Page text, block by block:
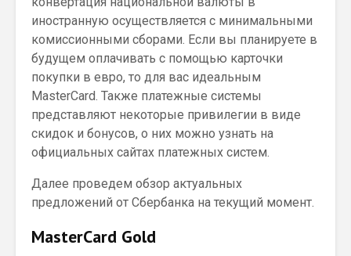
иностранную осуществляется с минимальными
комиссионными сборами. Если вы планируете в
будущем оплачивать с помощью карточки
покупки в евро, то для вас идеальным
MasterCard. Также платежные системы
представляют некоторые привилегии в виде
скидок и бонусов, о них можно узнать на
официальных сайтах платежных систем.
Далее проведем обзор актуальных
предложений от Сбербанка на текущий момент.
MasterCard Gold